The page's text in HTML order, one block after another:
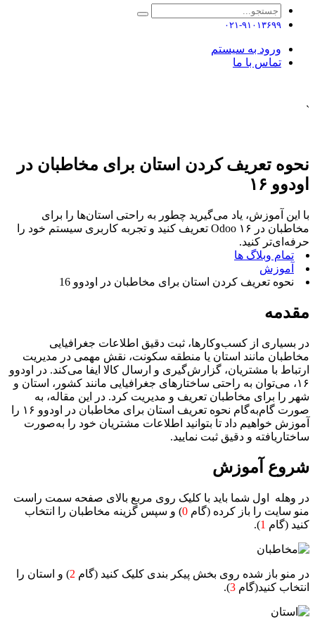
۰۲۱-۹۱۰۱۳۶۹۹
ورود به سیستم
تماس با ما
`
نحوه تعریف کردن استان برای مخاطبان در
اودوو ۱۶
با این آموزش، یاد می‌گیرید چطور به راحتی استان‌ها را برای
مخاطبان در Odoo ۱۶ تعریف کنید و تجربه کاربری سیستم خود را
حرفه‌ای‌تر کنید.
تمام وبلاگ ها
آموزش
نحوه تعریف کردن استان برای مخاطبان در اودوو 16
مقدمه
در بسیاری از کسب‌وکارها، ثبت دقیق اطلاعات جغرافیایی
مخاطبان مانند استان یا منطقه سکونت، نقش مهمی در مدیریت
ارتباط با مشتریان، گزارش‌گیری و ارسال کالا ایفا می‌کند. در اودوو
۱۶، می‌توان به راحتی ساختارهای جغرافیایی مانند کشور، استان و
شهر را برای مخاطبان تعریف و مدیریت کرد. در این مقاله، به
صورت گام‌به‌گام نحوه تعریف استان برای مخاطبان در اودوو ۱۶ را
آموزش خواهیم داد تا بتوانید اطلاعات مشتریان خود را به‌صورت
ساختاریافته و دقیق ثبت نمایید.
شروع آموزش
در وهله اول شما باید با کلیک روی مربع بالای صفحه سمت راست
منو سایت را باز کرده (گام 0) و سپس گزینه مخاطبان را انتخاب
کنید (گام 1
).
در منو باز شده روی بخش پیکر بندی کلیک کنید (گام 2) و استان را
انتخاب کنید(گام 3
).